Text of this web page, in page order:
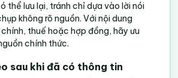
thể lưu lại, tránh chỉ dựa vào lời nói
không rõ nguồn. Với nội dung
thuế hoặc hợp đồng, hãy ưu
chính thức.
sau khi đã có thông tin